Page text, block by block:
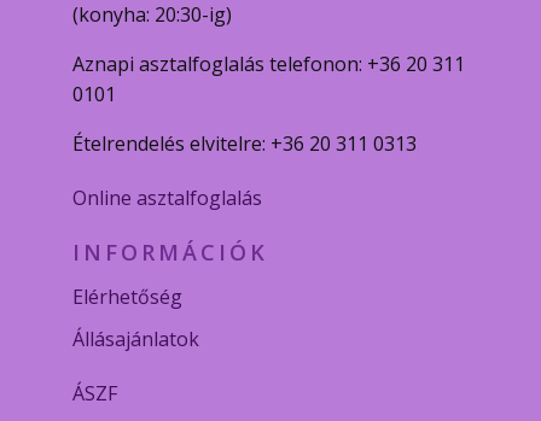
(konyha: 20:30-ig)
Aznapi asztalfoglalás telefonon: +36 20 311
0101
Ételrendelés elvitelre: +36 20 311 0313
Online asztalfoglalás
INFORMÁCIÓK
Elérhetőség
Állásajánlatok
ÁSZF